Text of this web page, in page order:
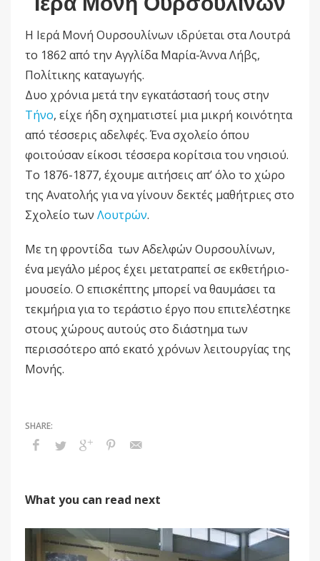
Η Ιερά Μονή Ουρσουλίνων ιδρύεται στα Λουτρά
το 1862 από την Αγγλίδα Μαρία-Άννα Λήβς,
Πολίτικης καταγωγής.
Δυο χρόνια μετά την εγκατάστασή τους στην
Τήνο, είχε ήδη σχηματιστεί μια μικρή κοινότητα
από τέσσερις αδελφές. Ένα σχολείο όπου
φοιτούσαν είκοσι τέσσερα κορίτσια του νησιού.
Το 1876-1877, έχουμε αιτήσεις απ’ όλο το χώρο
της Ανατολής για να γίνουν δεκτές μαθήτριες στο
Σχολείο των Λουτρών.
Με τη φροντίδα των Αδελφών Ουρσουλίνων,
ένα μεγάλο μέρος έχει μετατραπεί σε εκθετήριο-
μουσείο. Ο επισκέπτης μπορεί να θαυμάσει τα
τεκμήρια για το τεράστιο έργο που επιτελέστηκε
στους χώρους αυτούς στο διάστημα των
περισσότερο από εκατό χρόνων λειτουργίας της
Μονής.
What you can read next